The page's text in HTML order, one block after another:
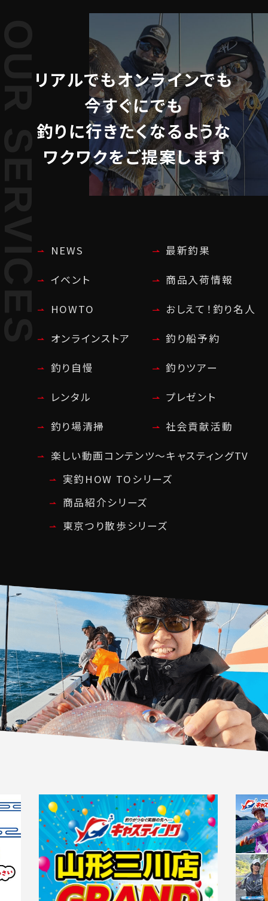
リアルでもオンラインでも
今すぐにでも
釣りに行きたくなるような
ワクワクをご提案します
NEWS 最新釣果
イベント 商品入荷情報
HOWTO おしえて！釣り名人
オンラインストア 釣り船予約
釣り自慢 釣りツアー
レンタル プレゼント
釣り場清掃 社会貢献活動
楽しい動画コンテンツ～キャスティングTV
実釣HOW TOシリーズ
商品紹介シリーズ
東京つり散歩シリーズ